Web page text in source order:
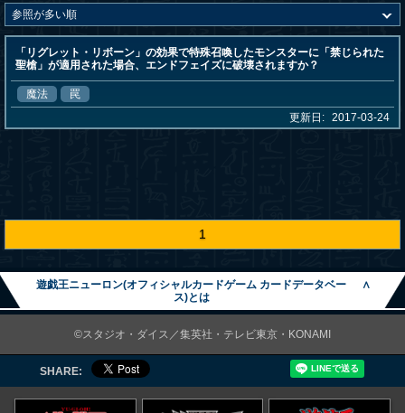
「リグレット・リボーン」の効果で特殊召喚したモンスターに「禁じられた
聖槍」が適用された場合、エンドフェイズに破壊されますか？
魔法
罠
更新日: 2017-03-24
1
遊戯王ニューロン(オフィシャルカードゲーム カードデータベー
ス)とは
∧
©スタジオ・ダイス／集英社・テレビ東京・KONAMI
SHARE: